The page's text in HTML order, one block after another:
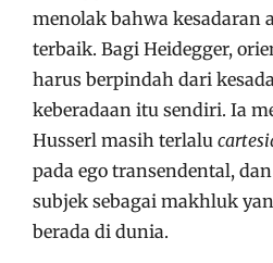
menolak bahwa kesadaran
terbaik. Bagi Heidegger,
harus berpindah dari
keberadaan itu sendiri. Ia
Husserl masih terlalu
pada ego transendental,
subjek sebagai makhluk
berada di dunia.